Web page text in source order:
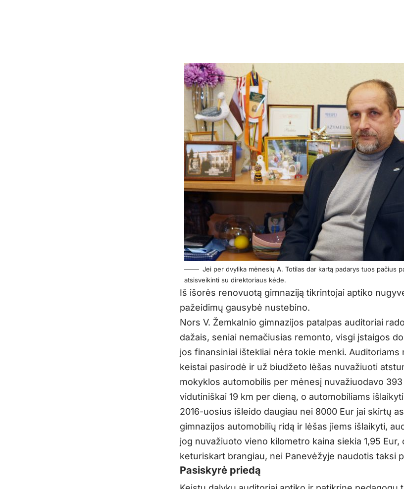
Jei per dvylika mėnesių A. Totilas dar kartą padarys tuos pačius
atsisveikinti su direktoriaus kėde.
Iš išorės renovuotą gimnaziją tikrintojai aptiko
pažeidimų gausybė nustebino.
Nors V. Žemkalnio gimnazijos patalpas auditoriai
dažais, seniai nemačiusias remonto, visgi įstaigos
jos finansiniai ištekliai nėra tokie menki. Auditoriams
keistai pasirodė ir už biudžeto lėšas nuvažiuoti
mokyklos automobilis per mėnesį nuvažiuodavo 393
vidutiniškai 19 km per dieną, o automobiliams
2016-uosius išleido daugiau nei 8000 Eur jai skirtų
gimnazijos automobilių ridą ir lėšas jiems išlaikyti,
jog nuvažiuoto vieno kilometro kaina siekia 1,95 Eur,
keturiskart brangiau, nei Panevėžyje naudotis taksi
Pasiskyrė priedą